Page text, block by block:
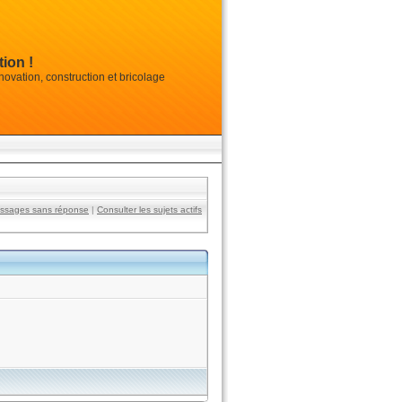
!
construction et bricolage
sans réponse | Consulter les sujets actifs